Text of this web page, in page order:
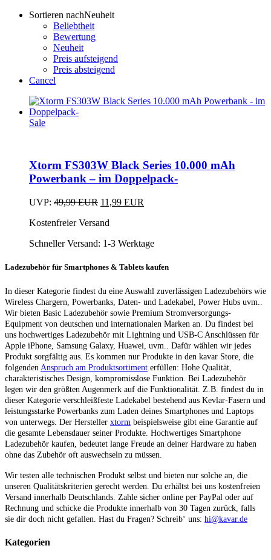
Sortieren nachNeuheit
Beliebtheit
Bewertung
Neuheit
Preis aufsteigend
Preis absteigend
Cancel
Sale
Xtorm FS303W Black Series 10.000 mAh
Powerbank – im Doppelpack-
UVP: 49,99EUR Ursprünglicher
war:
11,99 EUR
Kostenfreier Versand
Schneller Versand: 1-3 Werktage
Ladezubehör für Smartphones & Tablets kaufen
In dieser Kategorie findest du eine Auswahl zuverlässigen Ladezubehörs wie
Wireless Chargern, Powerbanks, Daten- und Ladekabel, Power Hubs uvm..
Wir bieten Basic Ladezubehör sowie Premium Stromversorgungs-
Equipment von deutschen und internationalen Marken an. Du findest bei
uns hochwertiges Ladezubehör mit Lightning und USB-C Anschlüssen für
Apple iPhone, Samsung Galaxy, Huawei, uvm.. Dafür wählen wir jedes
Produkt sorgfältig aus. Es kommen nur Produkte in den kavar Store, die
folgenden Anspruch am Produktsortiment erfüllen: Hohe Qualität,
charakteristisches Design, kompromisslose Funktion. Bei Ladezubehör
legen wir den größten Augenmerk auf die Funktionalität. Z.B. findest du in
dieser Kategorie verschleißfeste Ladekabel bestehend aus Kevlar-Fasern und
leistungsstarke Powerbanks zum Laden deines Smartphones und Laptops
von unterwegs. Der Hersteller xtorm beispielsweise gibt eine Garantie auf
die gesamte Lebensdauer seiner Produkte. Hochwertiges Smartphone
Ladezubehör kaufen, bedeutet lange Freude an deiner Hardware zu haben
ohne das Zubehör oft auswechseln zu müssen.
Wir testen alle technischen Produkt selbst und bieten nur solche an, die
unseren Qualitätskriterien gerecht werden. Du erhältst bei uns kostenfreien
Versand innerhalb Deutschlands. Zahle sicher online per PayPal oder auf
Rechnung und schicke die Produkte innerhalb von 30 Tagen zurück, falls
sie dir doch nicht gefallen. Hast du Fragen? Schreib‘ uns: hi@kavar.de
Kategorien